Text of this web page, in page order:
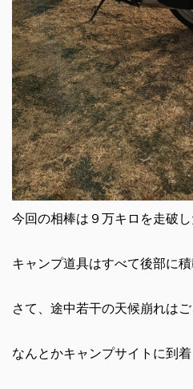
今回の相棒は９万キロを走破
キャンプ道具はすべて後部に積
さて、途中若干の天候崩れは
なんとかキャンプサイトに到着